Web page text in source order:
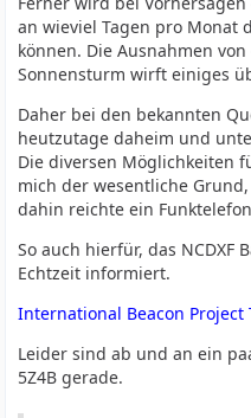
an wieviel Tagen pro Monat
können. Die Ausnahmen
Sonnensturm wirft einiges
Daher bei den bekannten
heutzutage daheim und
Die diversen Möglichkeiten
mich der wesentliche
dahin reichte ein
So auch hierfür, das NCDXF
Echtzeit informiert.
International Beacon Project
Leider sind ab und an ein
5Z4B gerade.